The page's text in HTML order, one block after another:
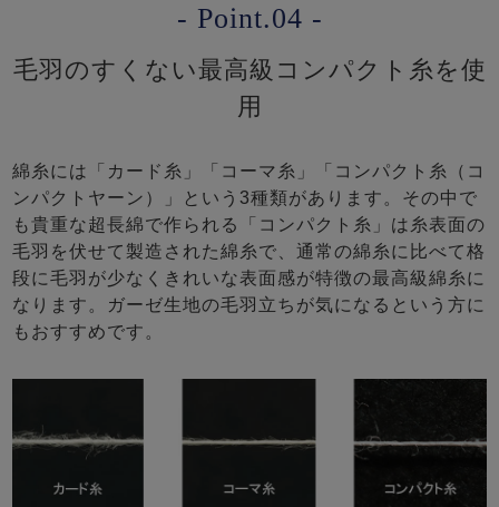
- Point.04 -
毛羽のすくない最高級コンパクト糸を使
用
綿糸には「カード糸」「コーマ糸」「コンパクト糸（コ
ンパクトヤーン）」という3種類があります。その中で
も貴重な超長綿で作られる「コンパクト糸」は糸表面の
毛羽を伏せて製造された綿糸で、通常の綿糸に比べて格
段に毛羽が少なくきれいな表面感が特徴の最高級綿糸に
なります。ガーゼ生地の毛羽立ちが気になるという方に
もおすすめです。